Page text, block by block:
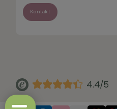
Kontakt
4.4/5